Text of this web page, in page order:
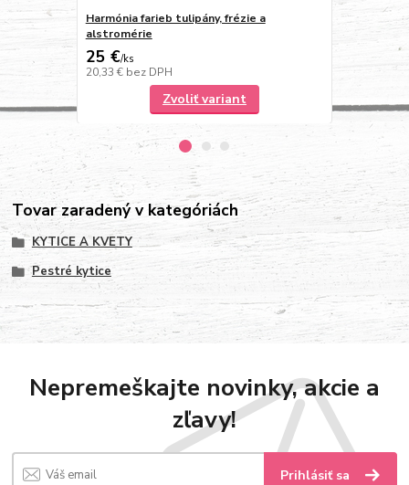
Harmónia farieb tulipány, frézie a
alstromérie
25 €/ks
20,33 € bez DPH
Zvoliť variant
Harmónia
Tovar zaradený v kategóriách
KYTICE A KVETY
Pestré kytice
Nepremeškajte novinky, akcie a
zľavy!
Prihlásiť sa